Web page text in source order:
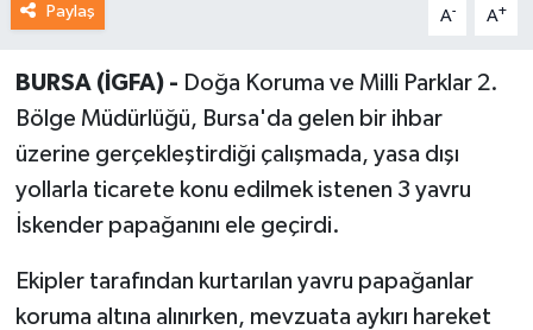
Paylaş A- A+
BURSA (İGFA) - Doğa Koruma ve Milli Parklar 2.
Bölge Müdürlüğü, Bursa'da gelen bir ihbar
üzerine gerçekleştirdiği çalışmada, yasa dışı
yollarla ticarete konu edilmek istenen 3 yavru
İskender papağanını ele geçirdi.
Ekipler tarafından kurtarılan yavru papağanlar
koruma altına alınırken, mevzuata aykırı hareket